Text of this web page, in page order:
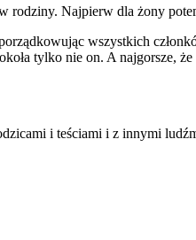
Najpierw dla żony
wszystkich
tylko nie on. A najgorsze,
i teściami i z innymi